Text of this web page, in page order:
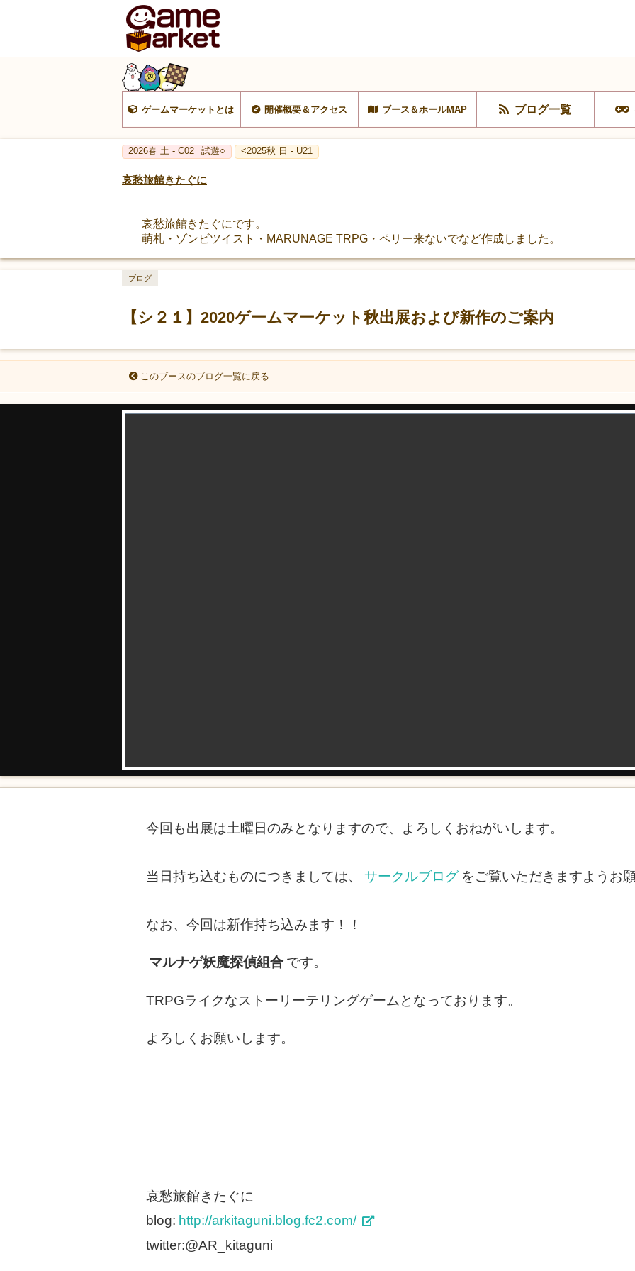
ゲームマーケットとは 開催概要＆アクセス ブース＆ホールMAP ブログ一覧
2026春 土 - C02 試遊○ <2025秋 日 - U21
哀愁旅館きたぐに
哀愁旅館きたぐにです。
萌札・ゾンビツイスト・MARUNAGE TRPG・ペリー来ないでなど作成しました。
【シ２１】2020ゲームマーケット秋出展および新作のご案内
ブログ
このブースのブログ一覧に戻る
今回も出展は土曜日のみとなりますので、よろしくおねがいします。
当日持ち込むものにつきましては、 サークルブログ をご覧いただきますようお
なお、今回は新作持ち込みます！！
マルナゲ妖魔探偵組合 です。
TRPGライクなストーリーテリングゲームとなっております。
よろしくお願いします。
哀愁旅館きたぐに
blog: http://arkitaguni.blog.fc2.com/
twitter:@AR_kitaguni